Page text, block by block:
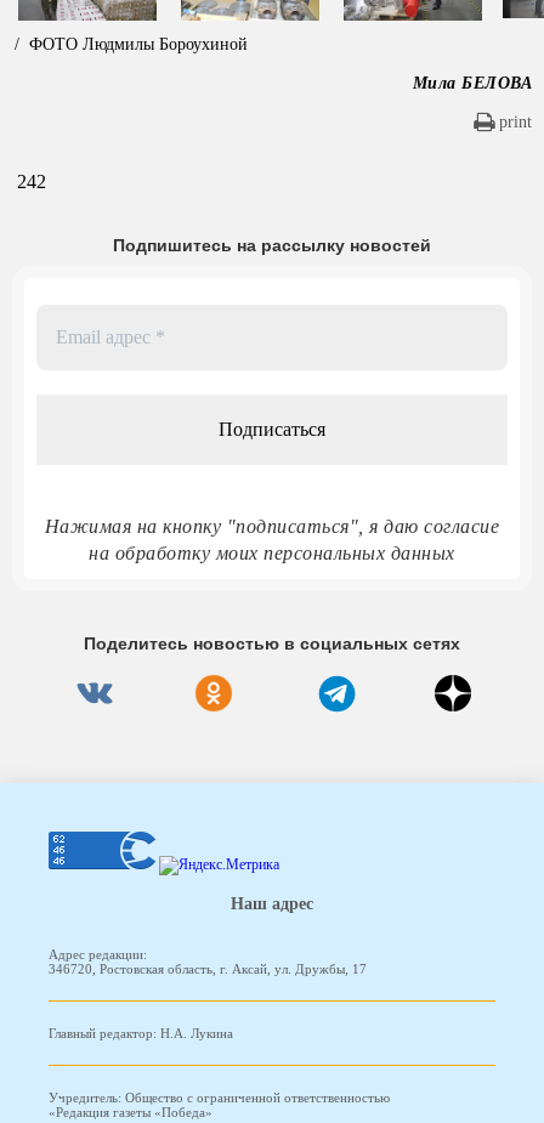
/ ФОТО Людмилы Бороухиной
Мила БЕЛОВА
print
242
Подпишитесь на рассылку новостей
Нажимая на кнопку "подписаться", я даю согласие
на обработку моих персональных данных
Поделитесь новостью в социальных сетях
Наш адрес
Адрес редакции:
346720, Ростовская область, г. Аксай, ул. Дружбы, 17
Главный редактор: Н.А. Лукина
Учредитель: Общество с ограниченной ответственностью
«Редакция газеты «Победа»